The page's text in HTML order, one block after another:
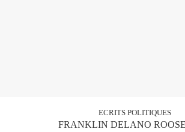
ECRITS POLITIQUES
FRANKLIN DELANO